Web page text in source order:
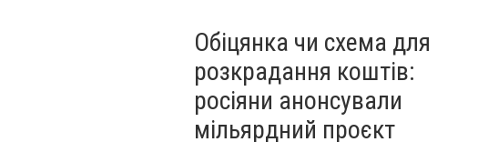
Обіцянка чи схема для
розкрадання коштів:
росіяни анонсували
мільярдний проєкт